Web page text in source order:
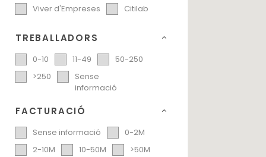
Viver d'Empreses
Citilab
TREBALLADORS
0-10 11-49
50-250
>250
Sense
informació
FACTURACIÓ
Sense informació
0-2M
2-10M
10-50M >50M